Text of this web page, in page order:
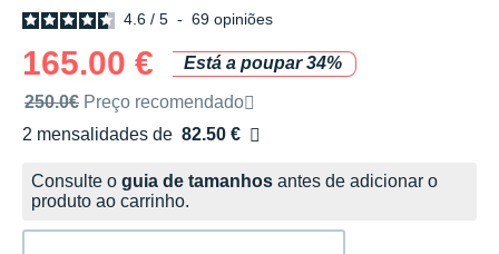
4.6 / 5 - 69 opiniões
165.00 €
Está a poupar 34%
Preço de venda recomendado pela marca
250.0€ Preço recomendado
2 mensalidades de 82.50 €
sem custos
Consulte o guia de tamanhos antes de adicionar o
produto ao carrinho.